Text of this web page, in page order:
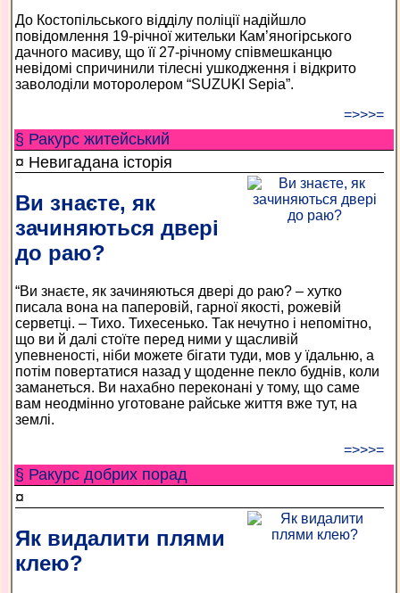
До Костопільського відділу поліції надійшло
повідомлення 19-річної жительки Кам’яногірського
дачного масиву, що її 27-річному співмешканцю
невідомі спричинили тілесні ушкодження і відкрито
заволоділи моторолером “SUZUKI Sepia”.
=>>>=
§ Ракурс житейський
¤ Невигадана історія
Ви знаєте, як
зачиняються двері
до раю?
“Ви знаєте, як зачиняються двері до раю? – хутко
писала вона на паперовій, гарної якості, рожевій
серветці. – Тихо. Тихесенько. Так нечутно і непомітно,
що ви й далі стоїте перед ними у щасливій
упевненості, ніби можете бігати туди, мов у їдальню, а
потім повертатися назад у щоденне пекло буднів, коли
заманеться. Ви нахабно переконані у тому, що саме
вам неодмінно уготоване райське життя вже тут, на
землі.
=>>>=
§ Ракурс добрих порад
¤
Як видалити плями
клею?